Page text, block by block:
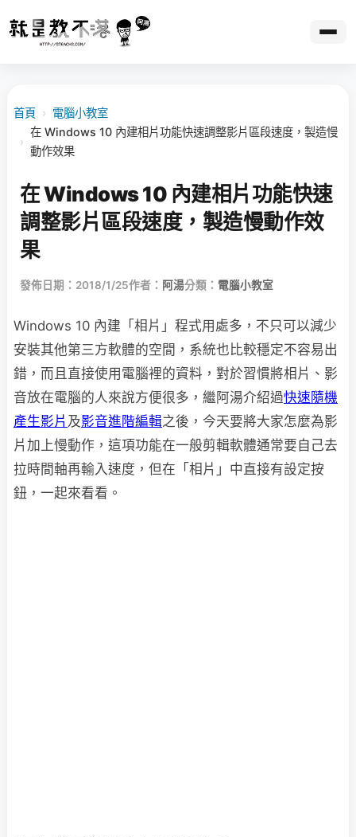
首頁 › 電腦小教室
›
在 Windows 10 內建相片功能快速調整影片區段速度，製造慢
動作效果
在 Windows 10 內建相片功能快速
調整影片區段速度，製造慢動作效
果
發佈日期：2018/1/25作者： 阿湯分類： 電腦小教室
Windows 10 內建「相片」程式用處多，不只可以減少
安裝其他第三方軟體的空間，系統也比較穩定不容易出
錯，而且直接使用電腦裡的資料，對於習慣將相片、影
音放在電腦的人來說方便很多，繼阿湯介紹過快速隨機
產生影片 及影音進階編輯之後，今天要將大家怎麼為影
片加上慢動作，這項功能在一般剪輯軟體通常要自己去
拉時間軸再輸入速度，但在「相片」中直接有設定按
鈕，一起來看看。